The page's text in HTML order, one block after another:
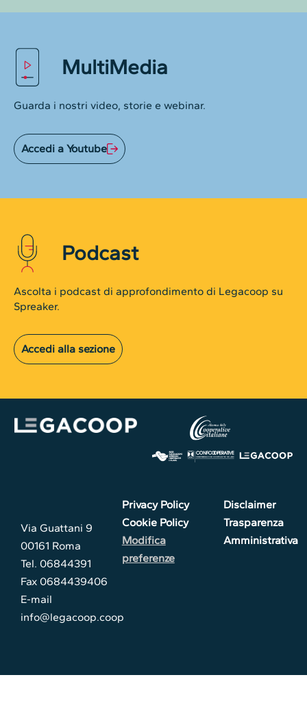
MultiMedia
Guarda i nostri video, storie e webinar.
Accedi a Youtube
Podcast
Ascolta i podcast di approfondimento di Legacoop su
Spreaker.
Accedi alla sezione
Via Guattani 9
00161 Roma
Tel. 06844391
Fax 0684439406
E-mail
info@legacoop.coop
Privacy Policy
Cookie Policy
Modifica
preferenze
Disclaimer
Trasparenza
Amministrativa